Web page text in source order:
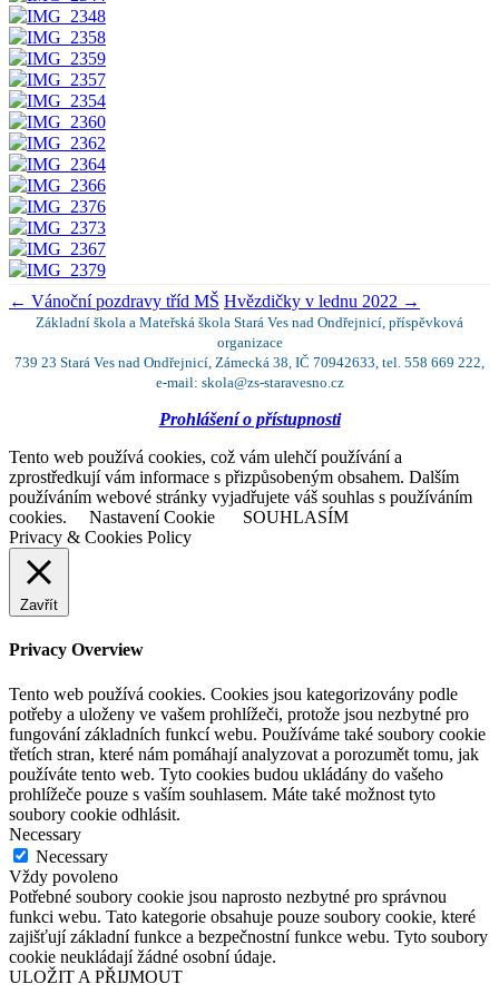
← Vánoční pozdravy tříd MŠ Hvězdičky v lednu 2022 →
Základní škola a Mateřská škola Stará Ves nad Ondřejnicí, příspěvková
organizace
739 23 Stará Ves nad Ondřejnicí, Zámecká 38, IČ 70942633, tel. 558 669 222,
e-mail: skola@zs-staravesno.cz
Prohlášení o přístupnosti
Tento web používá cookies, což vám ulehčí používání a
zprostředkují vám informace s přizpůsobeným obsahem. Dalším
používáním webové stránky vyjadřujete váš souhlas s používáním
cookies.
Nastavení Cookie
SOUHLASÍM
Privacy & Cookies Policy
Zavřít
Privacy Overview
Tento web používá cookies. Cookies jsou kategorizovány podle
potřeby a uloženy ve vašem prohlížeči, protože jsou nezbytné pro
fungování základních funkcí webu. Používáme také soubory cookie
třetích stran, které nám pomáhají analyzovat a porozumět tomu, jak
používáte tento web. Tyto cookies budou ukládány do vašeho
prohlížeče pouze s vaším souhlasem. Máte také možnost tyto
soubory cookie odhlásit.
Necessary
Necessary
Vždy povoleno
Potřebné soubory cookie jsou naprosto nezbytné pro správnou
funkci webu. Tato kategorie obsahuje pouze soubory cookie, které
zajišťují základní funkce a bezpečnostní funkce webu. Tyto soubory
cookie neukládají žádné osobní údaje.
ULOŽIT A PŘIJMOUT